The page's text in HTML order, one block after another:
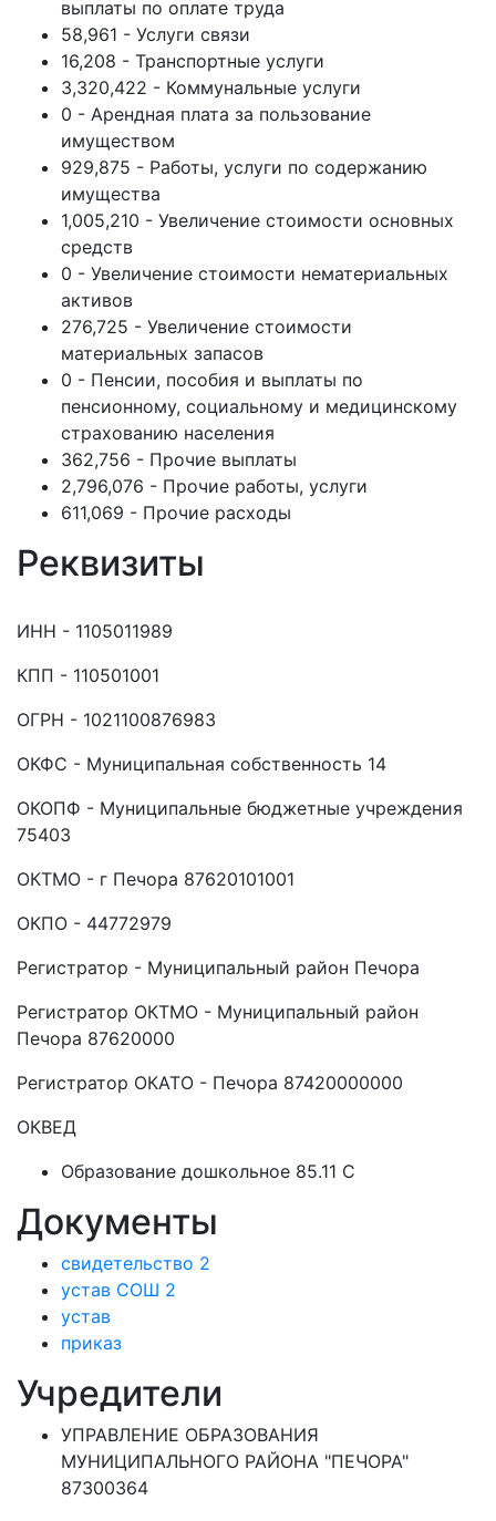
выплаты по оплате труда
58,961 - Услуги связи
16,208 - Транспортные услуги
3,320,422 - Коммунальные услуги
0 - Арендная плата за пользование
имуществом
929,875 - Работы, услуги по содержанию
имущества
1,005,210 - Увеличение стоимости основных
средств
0 - Увеличение стоимости нематериальных
активов
276,725 - Увеличение стоимости
материальных запасов
0 - Пенсии, пособия и выплаты по
пенсионному, социальному и медицинскому
страхованию населения
362,756 - Прочие выплаты
2,796,076 - Прочие работы, услуги
611,069 - Прочие расходы
Реквизиты
ИНН - 1105011989
КПП - 110501001
ОГРН - 1021100876983
ОКФС - Муниципальная собственность 14
ОКОПФ - Муниципальные бюджетные учреждения
75403
ОКТМО - г Печора 87620101001
ОКПО - 44772979
Регистратор - Муниципальный район Печора
Регистратор ОКТМО - Муниципальный район
Печора 87620000
Регистратор ОКАТО - Печора 87420000000
ОКВЕД
Образование дошкольное 85.11 C
Документы
свидетельство 2
устав СОШ 2
устав
приказ
Учредители
УПРАВЛЕНИЕ ОБРАЗОВАНИЯ
МУНИЦИПАЛЬНОГО РАЙОНА "ПЕЧОРА"
87300364